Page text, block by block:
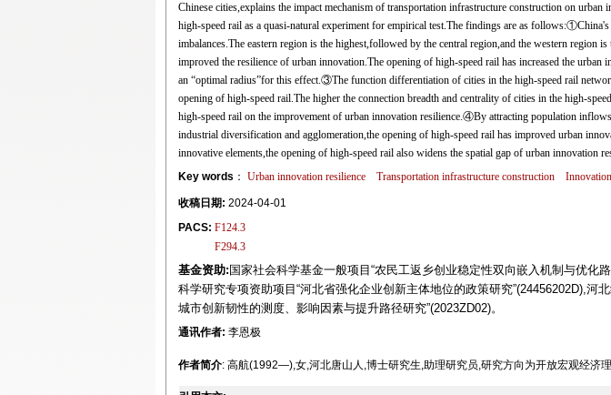
Chinese cities,explains the impact mechanism of transportation infrastructure construction on urban
high-speed rail as a quasi-natural experiment for empirical test.The findings are as
imbalances.The eastern region is the highest,followed by the central region,and the western region
improved the resilience of urban innovation.The opening of high-speed rail has increased the urban
an “optimal radius”for this effect.③The function differentiation of cities in the high-speed rail
opening of high-speed rail.The higher the connection breadth and centrality of cities in the high-
high-speed rail on the improvement of urban innovation resilience.④By attracting population
industrial diversification and agglomeration,the opening of high-speed rail has improved urban
innovative elements,the opening of high-speed rail also widens the spatial gap of urban innovation
Key words ： Urban innovation resilience Transportation infrastructure construction
收稿日期: 2024-04-01
PACS: F124.3
F294.3
基金资助: 国家社会科学基金一般项目“农民工返乡创业稳定性双向嵌入机制与优化
科学研究专项资助项目“河北省强化企业创新主体地位的政策研究”(24456202D),河
城市创新韧性的测度、影响因素与提升路径研究”(2023ZD02)。
通讯作者: 李恩极
作者简介: 高航(1992—),女,河北唐山人,博士研究生,助理研究员,研究方向为开放宏观经济